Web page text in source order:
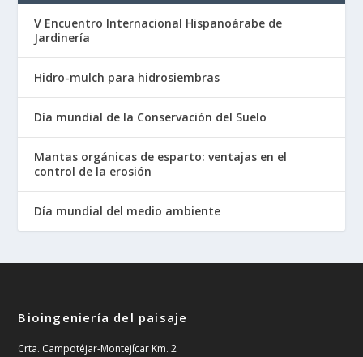
V Encuentro Internacional Hispanoárabe de
Jardinería
Hidro-mulch para hidrosiembras
Día mundial de la Conservación del Suelo
Mantas orgánicas de esparto: ventajas en el
control de la erosión
Día mundial del medio ambiente
Bioingeniería del paisaje
Crta. Campotéjar-Montejícar Km. 2